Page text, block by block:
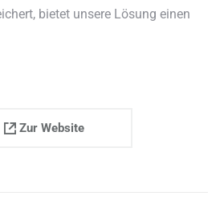
bietet unsere Lösung einen
Zur Website